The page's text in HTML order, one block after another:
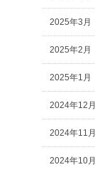
2025年3月
2025年2月
2025年1月
2024年12月
2024年11月
2024年10月